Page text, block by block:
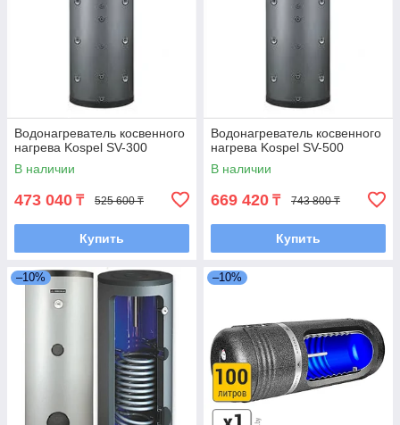
Водонагреватель косвенного
нагрева Kospel SV-300
В наличии
473 040 ₸ 525 600 ₸
Купить
Водонагреватель косвенного
нагрева Kospel SV-500
В наличии
669 420 ₸ 743 800 ₸
Купить
–10% –10%